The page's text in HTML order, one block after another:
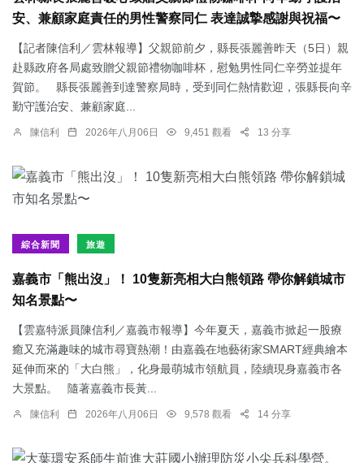
安、兼顧家庭責任的男性警察同仁 表達誠摯感謝與祝福〜
【記者陳信利／雲林報導】父親節前夕，縣長張麗善昨天（5日）親
赴縣政府各局處致贈父親節禮物咖啡杯，慰勉男性同仁辛勞並提年
賀節。 縣長張麗善到達警察局時，受到同仁熱情歡迎，張縣長向辛
勤守護治安、兼顧家庭...
陳信利 2026年八月06日 9,451 觀看 13 分享
綜合新聞 旅遊
嘉義市「熊出沒」！ 10隻新亮相大白熊領路 帶你解鎖城市
知名景點〜
【雲嘉特派員陳信利／嘉義市報導】今年夏天，嘉義市掀起一股療
癒又充滿趣味的城市尋寶熱潮！由嘉義在地藝術家SMART經典繪本
延伸而來的「大白熊」，化身最萌城市領航員，陸續現身嘉義市各
大景點。 隨著嘉義市長黃...
陳信利 2026年八月06日 9,578 觀看 14 分享